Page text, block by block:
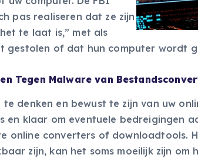
pas realiseren dat ze zijn
te laat is,” met als
gestolen of dat hun computer wordt
Tegen Malware van
denken en bewust te zijn van uw
klaar om eventuele bedreigingen
online converters of downloadtools.
zijn, kan het soms moeilijk zijn om